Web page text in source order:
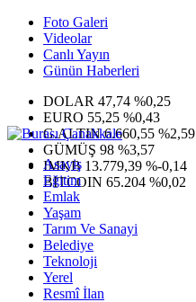
Foto Galeri
Videolar
Canlı Yayın
Günün Haberleri
DOLAR 47,74 %0,25
EURO 55,25 %0,43
G.ALTIN6.660,55 %2,59
GÜMÜŞ 98 %3,57
IMKB 13.779,39 %-0,14
BITCOIN 65.204 %0,02
Asayiş
Eğitim
Emlak
Yaşam
Tarım Ve Sanayi
Belediye
Teknoloji
Yerel
Resmî İlan